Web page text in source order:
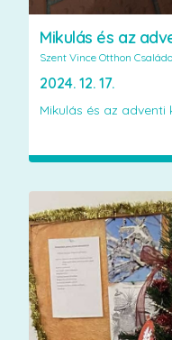
Mikulás és az
Szent Vince Otthon
2024. 12. 17.
Mikulás és az adventi